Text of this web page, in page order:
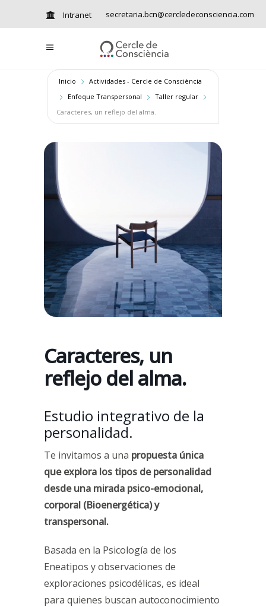
Intranet secretaria.bcn@cercledeconsciencia.com
Inicio
Actividades - Cercle de Consciència
Enfoque Transpersonal
Taller regular
Caracteres, un reflejo del alma.
Caracteres, un
reflejo del alma.
Estudio integrativo de la
personalidad.
Te invitamos a una propuesta única
que explora los tipos de personalidad
desde una mirada psico-emocional,
corporal (Bioenergética) y
transpersonal.
Basada en la Psicología de los
Eneatipos y observaciones de
exploraciones psicodélicas, es ideal
para quienes buscan autoconocimiento